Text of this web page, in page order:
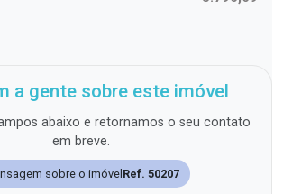
a gente sobre este imóvel
abaixo e retornamos o seu contato
em breve.
sobre o imóvel Ref. 50207